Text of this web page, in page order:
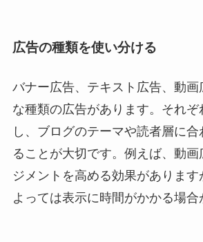
広告の種類を使い分ける
バナー広告、テキスト広告、動画
な種類の広告があります。それ
し、ブログのテーマや読者層に
ることが大切です。例えば、動
ジメントを高める効果があります
よっては表示に時間がかかる場合